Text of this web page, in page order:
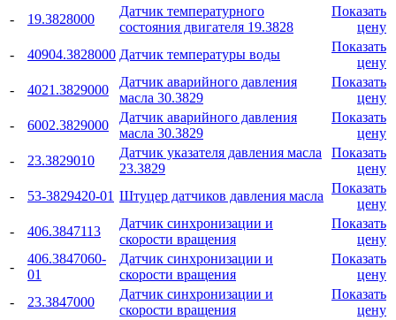
-
19.3828000
Датчик температурного
состояния двигателя 19.3828
Показать
цену
-
40904.3828000 Датчик температуры воды
Показать
цену
-
4021.3829000
Датчик аварийного давления
масла 30.3829
Показать
цену
-
6002.3829000
Датчик аварийного давления
масла 30.3829
Показать
цену
-
23.3829010
Датчик указателя давления масла
23.3829
Показать
цену
-
53-3829420-01 Штуцер датчиков давления масла
Показать
цену
-
406.3847113
Датчик синхронизации и
скорости вращения
Показать
цену
-
406.3847060-
01
Датчик синхронизации и
скорости вращения
Показать
цену
-
23.3847000
Датчик синхронизации и
скорости вращения
Показать
цену